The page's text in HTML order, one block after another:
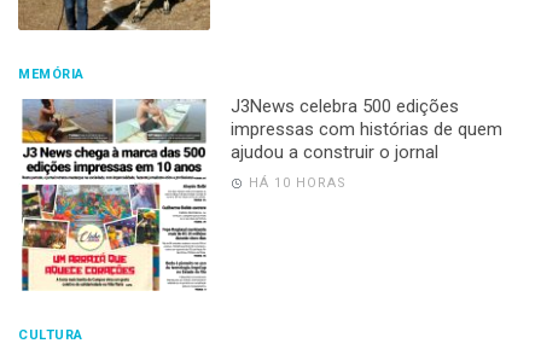
MEMÓRIA
J3News celebra 500 edições
impressas com histórias de quem
ajudou a construir o jornal
HÁ 10 HORAS
CULTURA